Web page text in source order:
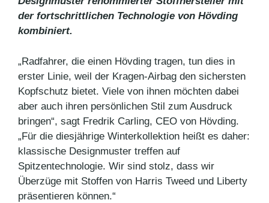
der fortschrittlichen Technologie von Hövding
kombiniert.
„Radfahrer, die einen Hövding tragen, tun dies in
erster Linie, weil der Kragen-Airbag den sichersten
Kopfschutz bietet. Viele von ihnen möchten dabei
aber auch ihren persönlichen Stil zum Ausdruck
bringen“, sagt Fredrik Carling, CEO von Hövding.
„Für die diesjährige Winterkollektion heißt es daher:
klassische Designmuster treffen auf
Spitzentechnologie. Wir sind stolz, dass wir
Überzüge mit Stoffen von Harris Tweed und Liberty
präsentieren können.“